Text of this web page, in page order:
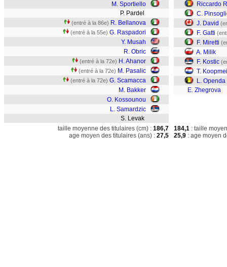
M. Sportiello
P. Pardel
(entré à la 86e) R. Bellanova
(entré à la 55e) G. Raspadori
Y. Musah
R. Obric
(entré à la 72e) H. Ahanor
(entré à la 72e) M. Pasalic
(entré à la 72e) G. Scamacca
M. Bakker
O. Kossounou
L. Samardzic
S. Levak
Riccardo
C.
J. David
F. Gatti
F. Miretti
A. Milik
F. Kostic
T.
L. Openda
E. Zhegrova
taille moyenne des titulaires (cm) : 186,7
age moyen des titulaires (ans) : 27,5
184,1 : taille
25,9 : age moyen